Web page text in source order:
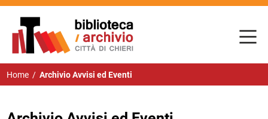
Home / Archivio Avvisi ed Eventi